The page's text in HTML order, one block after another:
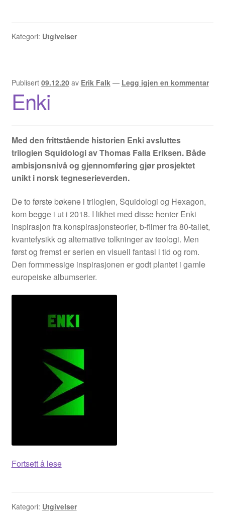
Kategori: Utgivelser
Publisert 09.12.20 av Erik Falk — Legg igjen en kommentar
Enki
Med den frittstående historien Enki avsluttes
trilogien Squidologi av Thomas Falla Eriksen. Både
ambisjonsnivå og gjennomføring gjør prosjektet
unikt i norsk tegneserieverden.
De to første bøkene i trilogien, Squidologi og Hexagon,
kom begge i ut i 2018. I likhet med disse henter Enki
inspirasjon fra konspirasjonsteorier, b-filmer fra 80-tallet,
kvantefysikk og alternative tolkninger av teologi. Men
først og fremst er serien en visuell fantasi i tid og rom.
Den formmessige inspirasjonen er godt plantet i gamle
europeiske albumserier.
Fortsett å leseEnki
Kategori: Utgivelser